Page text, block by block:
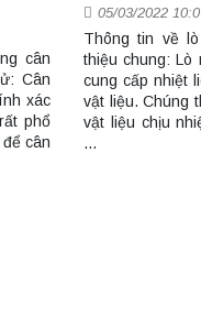
cân
Cân
xác
phổ
cân
05/03/2022
Thông tin về
thiệu chung: Lò
cung cấp nhiệt
vật liệu. Chúng
vật liệu chịu
…